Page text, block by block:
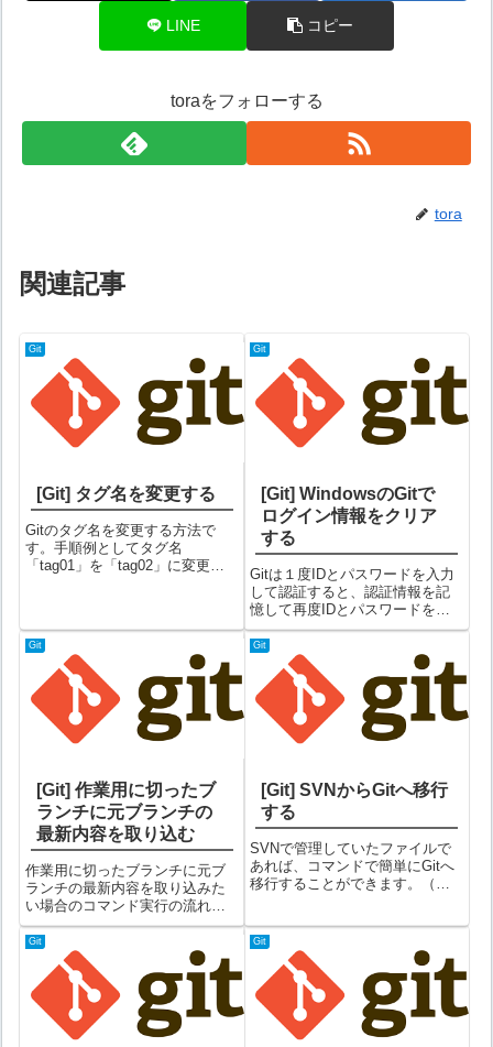
LINE コピー
toraをフォローする
tora
関連記事
Git
[Git] タグ名を変更する
Gitのタグ名を変更する方法で
す。手順例としてタグ名
「tag01」を「tag02」に変更し
が存在することを確認できまし
た。②t...
Git
[Git] WindowsのGitで
ログイン情報をクリア
する
Gitは１度IDとパスワードを入力
して認証すると、認証情報を記
憶して再度IDとパスワードを聞
かれることはなくなります。こ
れはとても便利なのですが、認
証のIDとパスワードを変更した
い場合はちょっと困ります。そ
ういう場合は、以下手順で認証
情報を...
Git
[Git] 作業用に切ったブ
ランチに元ブランチの
最新内容を取り込む
作業用に切ったブランチに元ブ
ランチの最新内容を取り込みた
い場合のコマンド実行の流れで
す。以下のようなパターンを想
定します。origin/developから、
作業用に「feature/eda01」ブラ
ンチを切るorigin/developがほ...
Git
[Git] SVNからGitへ移行
する
SVNで管理していたファイルで
あれば、コマンドで簡単にGitへ
移行することができます。（変
がかかります。）手順事前に以
下の情報を用意しておいてくだ
さい。・移行するSVNリポジト
リのUR...
Git Git